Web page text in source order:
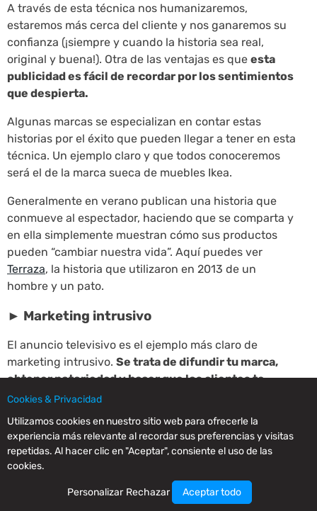
A través de esta técnica nos humanizaremos,
estaremos más cerca del cliente y nos ganaremos su
confianza (¡siempre y cuando la historia sea real,
original y buena!). Otra de las ventajas es que esta
publicidad es fácil de recordar por los sentimientos
que despierta.
Algunas marcas se especializan en contar estas
historias por el éxito que pueden llegar a tener en esta
técnica. Un ejemplo claro y que todos conoceremos
será el de la marca sueca de muebles Ikea.
Generalmente en verano publican una historia que
conmueve al espectador, haciendo que se comparta y
en ella simplemente muestran cómo sus productos
pueden “cambiar nuestra vida”. Aquí puedes ver
Terraza, la historia que utilizaron en 2013 de un
hombre y un pato.
► Marketing intrusivo
El anuncio televisivo es el ejemplo más claro de
marketing intrusivo. Se trata de difundir tu marca,
obtener notoriedad y hacer que los clientes te
escuchen. No segmenta la audiencia, sino que
cantidades de ventas.
Más allá, también se considera marketing intrusivo a
en la web, la publicidad en eventos
Cookies & Privacidad
Utilizamos cookies en nuestro sitio web para ofrecerle la
experiencia más relevante al recordar sus preferencias y visitas
repetidas. Al hacer clic en "Aceptar", consiente el uso de las
cookies.
Personalizar Rechazar Aceptar todo